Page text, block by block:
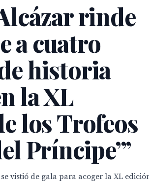
rinde
a cuatro
historia
la XL
los Trofeos
Príncipe’”
vistió de gala para acoger la XL